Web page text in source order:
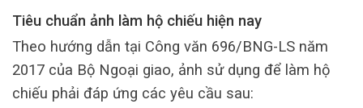
Tiêu chuẩn ảnh làm hộ chiếu hiện nay
Theo hướng dẫn tại Công văn 696/BNG-LS năm
2017 của Bộ Ngoại giao, ảnh sử dụng để làm hộ
chiếu phải đáp ứng các yêu cầu sau: